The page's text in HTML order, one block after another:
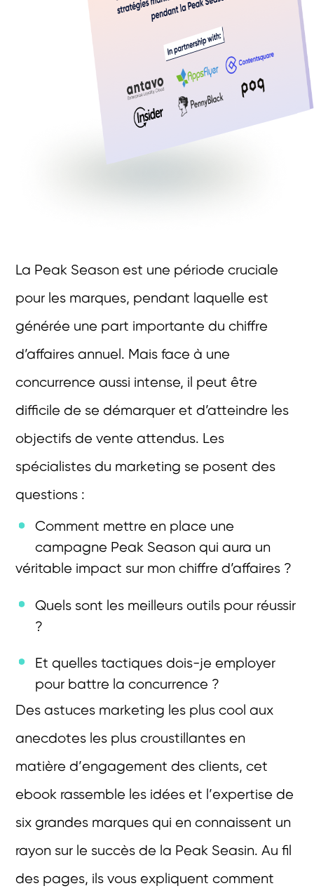
La Peak Season est une période cruciale
pour les marques, pendant laquelle est
générée une part importante du chiffre
d’affaires annuel. Mais face à une
concurrence aussi intense, il peut être
difficile de se démarquer et d’atteindre les
objectifs de vente attendus. Les
spécialistes du marketing se posent des
questions :
Comment mettre en place une
campagne Peak Season qui aura un
véritable impact sur mon chiffre d’affaires ?
Quels sont les meilleurs outils pour réussir
?
Et quelles tactiques dois-je employer
pour battre la concurrence ?
Des astuces marketing les plus cool aux
anecdotes les plus croustillantes en
matière d’engagement des clients, cet
ebook rassemble les idées et l’expertise de
six grandes marques qui en connaissent un
rayon sur le succès de la Peak Seasin. Au fil
des pages, ils vous expliquent comment